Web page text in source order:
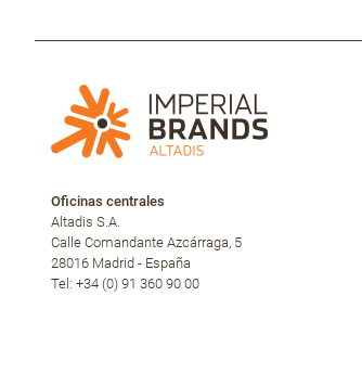
Oficinas centrales
Altadis S.A.
Calle Comandante Azcárraga, 5
28016 Madrid - España
Tel: +34 (0) 91 360 90 00